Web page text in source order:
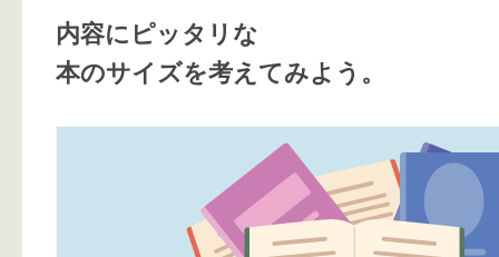
内容にピッタリな
本のサイズを考えてみよう。